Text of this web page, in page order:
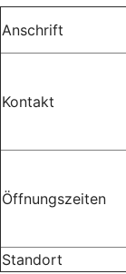
Anschrift
Kontakt
Öffnungszeiten
Standort